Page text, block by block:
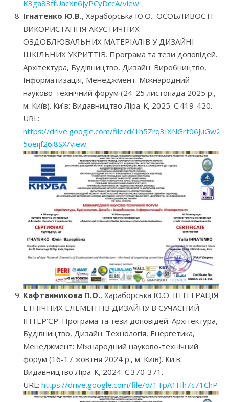
K3ga83ffUacXn6jyPCyDccA/view
Ігнатенко Ю.В., Хараборська Ю.О. ОСОБЛИВОСТІ
ВИКОРИСТАННЯ АКУСТИЧНИХ
ОЗДОБЛЮВАЛЬНИХ МАТЕРІАЛІВ У ДИЗАЙНІ
ШКІЛЬНИХ УКРИТТІВ. Програма та тези доповідей.
Архітектура, Будівництво, Дизайн: Виробництво,
Інформатизація, Менеджмент: Міжнародний
науково-технічний форум (24-25 листопада 2025 р.,
м. Київ). Київ: Видавництво Ліра-К, 2025. С.419-420.
URL:
https://drive.google.com/file/d/1h5Zrq3IXNGrt06JuGw2-
5oeijf26i8SX/view
Кафтанникова П.О., Хараборська Ю.О. ІНТЕГРАЦІЯ
ЕТНІЧНИХ ЕЛЕМЕНТІВ ДИЗАЙНУ В СУЧАСНИЙ
ІНТЕР’ЄР. Програма та тези доповідей. Архітектура,
Будівництво, Дизайн: Технологія, Енергетика,
Менеджмент: Міжнародний науково-технічний
форум (16-17 жовтня 2024 р., м. Київ). Київ:
Видавництво Ліра-К, 2024. С.370-371.
URL: https://drive.google.com/file/d/